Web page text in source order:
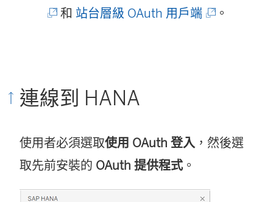
和 站台層級 OAuth 用戶端(
窗
啟
。
連線到 HANA
使用者必須選取使用 OAuth 登入，然後選
取先前安裝的 OAuth 提供程式 。